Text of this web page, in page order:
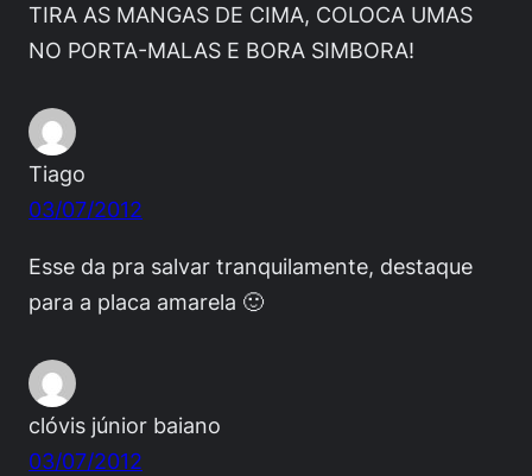
TIRA AS MANGAS DE CIMA, COLOCA UMAS
NO PORTA-MALAS E BORA SIMBORA!
Tiago
03/07/2012
Esse da pra salvar tranquilamente, destaque
para a placa amarela 🙂
clóvis júnior baiano
03/07/2012